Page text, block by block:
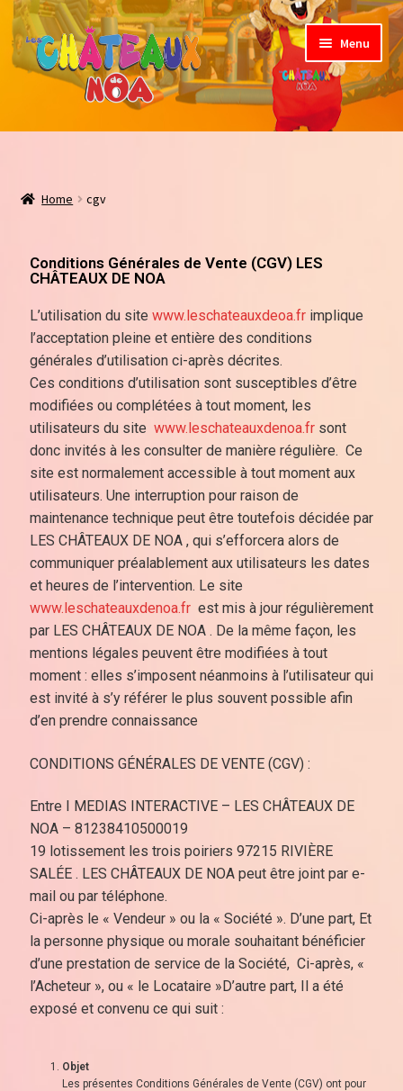
Menu
Jeux Gonflable
Contact
Home cgv
Conditions Générales de Vente (CGV) LES
CHÂTEAUX DE NOA
L’utilisation du site www.leschateauxdeoa.fr implique
l’acceptation pleine et entière des conditions
générales d’utilisation ci-après décrites.
Ces conditions d’utilisation sont susceptibles d’être
modifiées ou complétées à tout moment, les
utilisateurs du site www.leschateauxdenoa.frsont
donc invités à les consulter de manière régulière. Ce
site est normalement accessible à tout moment aux
utilisateurs. Une interruption pour raison de
maintenance technique peut être toutefois décidée par
LES CHÂTEAUX DE NOA , qui s’efforcera alors de
communiquer préalablement aux utilisateurs les dates
et heures de l’intervention. Le site
www.leschateauxdenoa.frest mis à jour régulièrement
par LES CHÂTEAUX DE NOA . De la même façon, les
mentions légales peuvent être modifiées à tout
moment : elles s’imposent néanmoins à l’utilisateur qui
est invité à s’y référer le plus souvent possible afin
d’en prendre connaissance
CONDITIONS GÉNÉRALES DE VENTE (CGV) :
Entre I MEDIAS INTERACTIVE – LES CHÂTEAUX DE
NOA – 81238410500019
19 lotissement les trois poiriers 97215 RIVIÈRE
SALÉE . LES CHÂTEAUX DE NOA peut être joint par e-
mail ou par téléphone.
Ci-après le « Vendeur » ou la « Société ». D’une part, Et
la personne physique ou morale souhaitant bénéficier
d’une prestation de service de la Société, Ci-après, «
l’Acheteur », ou « le Locataire »D’autre part, Il a été
exposé et convenu ce qui suit :
Objet
Les présentes Conditions Générales de Vente (CGV) ont pour